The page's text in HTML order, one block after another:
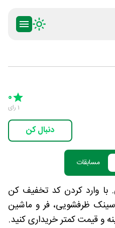
5 Stars
0
1 رای
دنبال کن
مسابقات
با وارد کردن کد تخفیف کن
سینک ظرفشویی، فر و ماشین